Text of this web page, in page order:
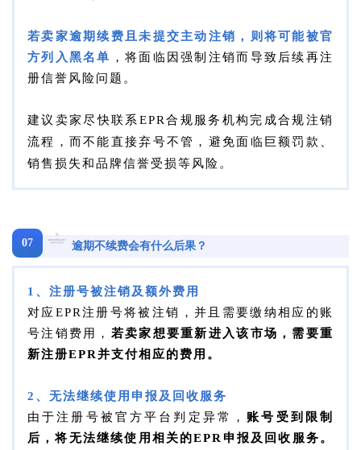
若卖家逾期续费且未提交主动注销，则将可能被官
方列入黑名单 ，将面临因强制注销而导致后续再注
册信誉风险问题。
建议卖家尽快联系EPR合规服务机构完成合规注销
流程，而不能直接弃号不管 ，避免面临巨额罚款、
销售损失和品牌信誉受损等风险。
07 逾期不续费会有什么后果？
1、注册号被注销及额外费用
对应EPR注册号将被注销，并且需要缴纳相应的账
号注销费用， 若卖家想要重新进入该市场，需要重
新注册EPR并支付相应的费用。
2、无法继续使用申报及回收服务
由于注册号被官方平台判定异常， 账号受到限制
后，将无法继续使用相关的EPR申报及回收服务。